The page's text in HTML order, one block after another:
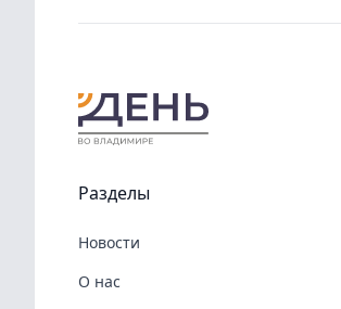
Разделы
Новости
О нас